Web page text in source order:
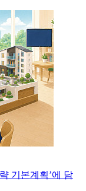
기본계획’에 담